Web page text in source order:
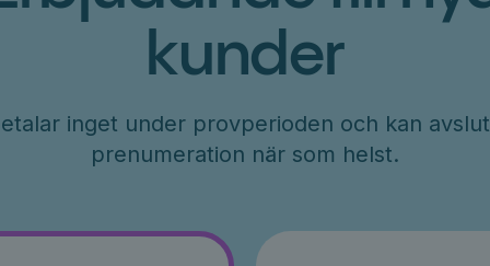
kunder
inget under provperioden och kan
prenumeration när som helst.